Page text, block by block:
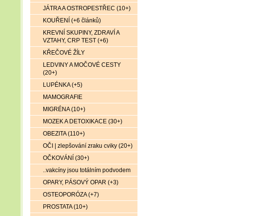
JÁTRA A OSTROPESTŘEC (10+)
KOUŘENÍ (+6 článků)
KREVNÍ SKUPINY, ZDRAVÍ A
VZTAHY, CRP TEST (+6)
KŘEČOVÉ ŽÍLY
LEDVINY A MOČOVÉ CESTY
(20+)
LUPÉNKA (+5)
MAMOGRAFIE
MIGRÉNA (10+)
MOZEK A DETOXIKACE (30+)
OBEZITA (110+)
OČI | zlepšování zraku cviky (20+)
OČKOVÁNÍ (30+)
..vakcíny jsou totálním podvodem
OPARY, PÁSOVÝ OPAR (+3)
OSTEOPORÓZA (+7)
PROSTATA (10+)